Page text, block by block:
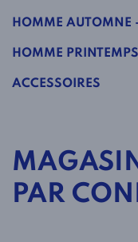
HOMME AUTOMNE
HOMME
ACCESSOIRES
PAR